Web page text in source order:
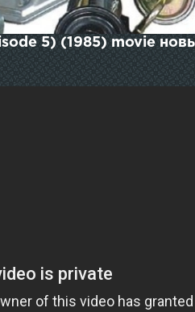
5) (1985) movie